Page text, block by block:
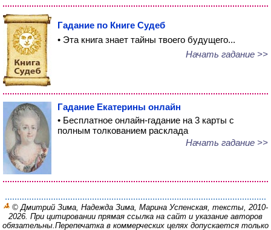
Гадание по Книге Судеб
• Эта книга знает тайны твоего будущего...
Начать гадание >>
Гадание Екатерины онлайн
• Бесплатное онлайн-гадание на 3 карты с
полным толкованием расклада
Начать гадание >>
© Дмитрий Зима, Надежда Зима, Марина Успенская, тексты, 2010-
2026. При цитировании прямая ссылка на сайт и указание авторов
обязательны.Перепечатка в коммерческих целях допускается только